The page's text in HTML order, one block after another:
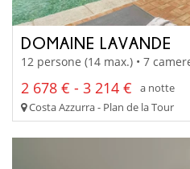
DOMAINE LAVANDE
12 persone (14 max.) • 7
2 678 € - 3 214 €
a notte
Costa Azzurra - Plan de la Tour